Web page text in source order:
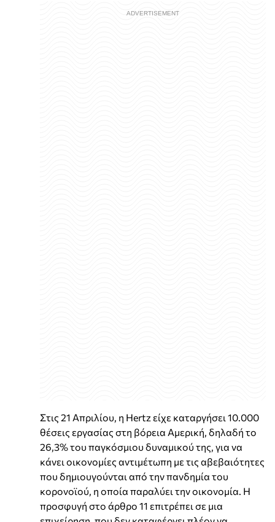
Στις 21 Απριλίου, η Hertz είχε καταργήσει 10.000
θέσεις εργασίας στη βόρεια Αμερική, δηλαδή το
26,3% του παγκόσμιου δυναμικού της, για να
κάνει οικονομίες αντιμέτωπη με τις αβεβαιότητες
που δημιουγούνται από την πανδημία του
κορονοϊού, η οποία παραλύει την οικονομία. Η
προσφυγή στο άρθρο 11 επιτρέπει σε μια